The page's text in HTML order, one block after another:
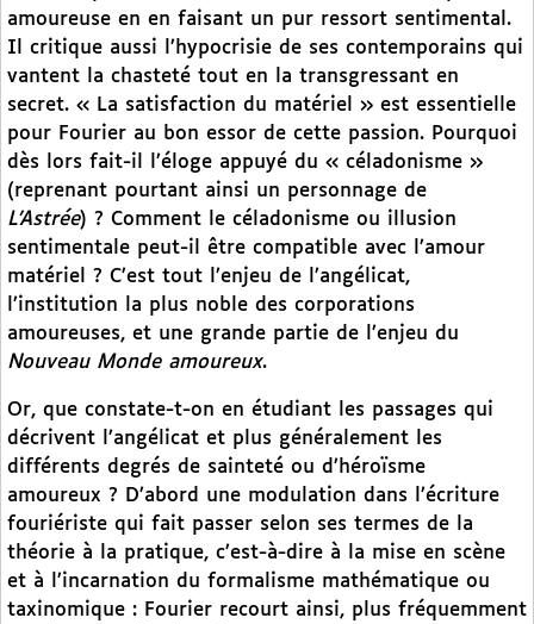
amoureuse en en faisant un pur ressort sentimental.
Il critique aussi l’hypocrisie de ses contemporains qui
vantent la chasteté tout en la transgressant en
secret. « La satisfaction du matériel » est essentielle
pour Fourier au bon essor de cette passion. Pourquoi
dès lors fait-il l’éloge appuyé du « céladonisme »
(reprenant pourtant ainsi un personnage de
L’Astrée) ? Comment le céladonisme ou illusion
sentimentale peut-il être compatible avec l’amour
matériel ? C’est tout l’enjeu de l’angélicat,
l’institution la plus noble des corporations
amoureuses, et une grande partie de l’enjeu du
Nouveau Monde amoureux.
Or, que constate-t-on en étudiant les passages qui
décrivent l’angélicat et plus généralement les
différents degrés de sainteté ou d’héroïsme
amoureux ? D’abord une modulation dans l’écriture
fouriériste qui fait passer selon ses termes de la
théorie à la pratique, c’est-à-dire à la mise en scène
et à l’incarnation du formalisme mathématique ou
taxinomique : Fourier recourt ainsi, plus fréquemment